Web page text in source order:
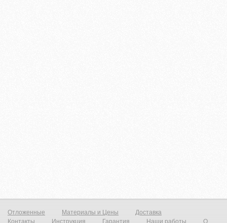
Отложенные Материалы и Цены
Доставка
Контакты
Инструкция Гарантия Наши работы
О